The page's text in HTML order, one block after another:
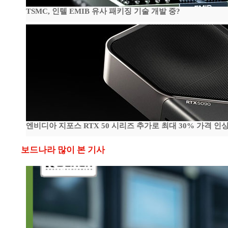
TSMC, 인텔 EMIB 유사 패키징 기술 개발 중?
엔비디아 지포스 RTX 50 시리즈 추가로 최대 30% 가격 인
보드나라 많이 본 기사